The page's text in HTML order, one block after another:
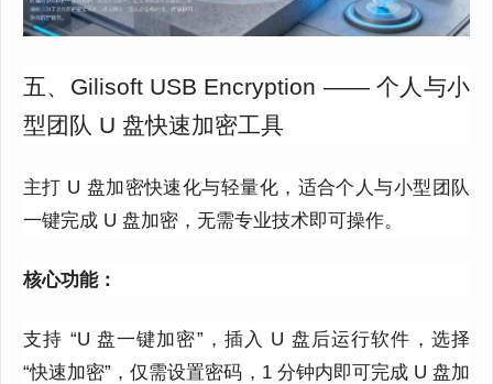
五、Gilisoft USB Encryption —— 个人与小
型团队 U 盘快速加密工具
主打 U 盘加密快速化与轻量化，适合个人与小型团队
一键完成 U 盘加密，无需专业技术即可操作。
核心功能：
支持 “U 盘一键加密”，插入 U 盘后运行软件，选择
“快速加密”，仅需设置密码，1 分钟内即可完成 U 盘加